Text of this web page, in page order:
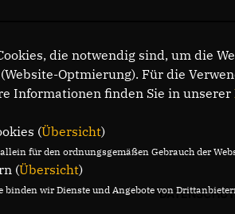
die notwendig sind, um die
Optmierung). Für die
Informationen finden Sie in unserer
(Übersicht)
für den ordnungsgemäßen Gebrauch der
(Übersicht)
binden wir Dienste und Angebote von